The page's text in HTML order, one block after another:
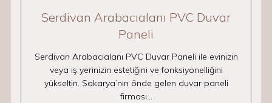
Serdivan Arabacıalanı PVC Duvar
Paneli
Serdivan Arabacıalanı PVC Duvar Paneli ile evinizin
veya iş yerinizin estetiğini ve fonksiyonelliğini
yükseltin. Sakarya’nın önde gelen duvar paneli
firması…